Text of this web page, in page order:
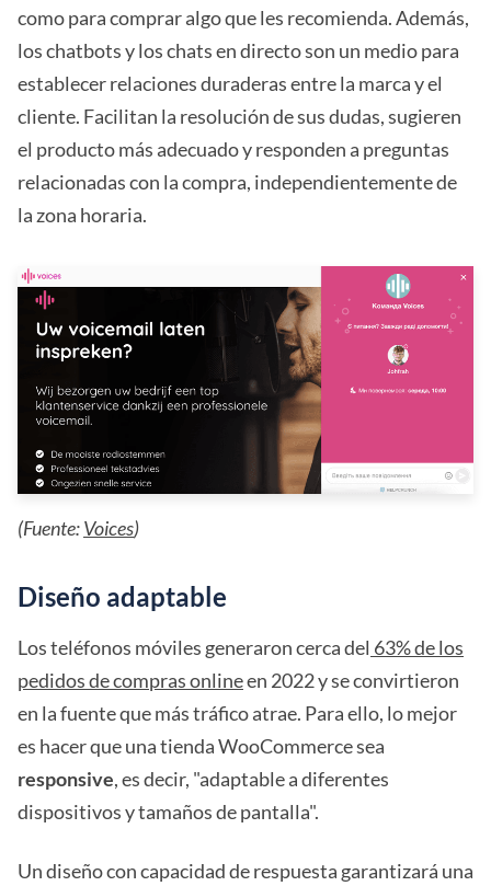
como para comprar algo que les recomienda. Además,
los chatbots y los chats en directo son un medio para
establecer relaciones duraderas entre la marca y el
cliente. Facilitan la resolución de sus dudas, sugieren
el producto más adecuado y responden a preguntas
relacionadas con la compra, independientemente de
la zona horaria.
(Fuente:Voices)
Diseño adaptable
Los teléfonos móviles generaron cerca del 63% de los
pedidos de compras onlineen 2022 y se convirtieron
en la fuente que más tráfico atrae. Para ello, lo mejor
es hacer que una tienda WooCommerce sea
responsive, es decir, "adaptable a diferentes
dispositivos y tamaños de pantalla".
Un diseño con capacidad de respuesta garantizará una